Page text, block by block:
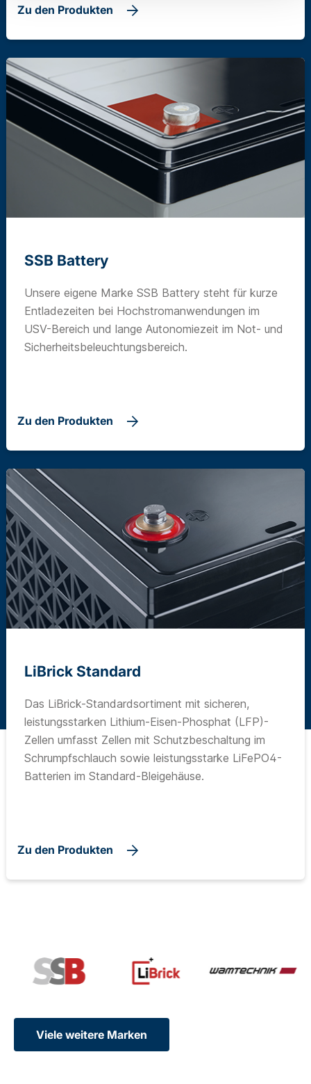
Zu den Produkten
SSB Battery
Unsere eigene Marke SSB Battery steht für kurze
Entladezeiten bei Hochstromanwendungen im
USV-Bereich und lange Autonomiezeit im Not- und
Sicherheitsbeleuchtungsbereich.
Zu den Produkten
LiBrick Standard
Das LiBrick-Standardsortiment mit sicheren,
leistungsstarken Lithium-Eisen-Phosphat (LFP)-
Zellen umfasst Zellen mit Schutzbeschaltung im
Schrumpfschlauch sowie leistungsstarke LiFePO4-
Batterien im Standard-Bleigehäuse.
Zu den Produkten
Viele weitere Marken